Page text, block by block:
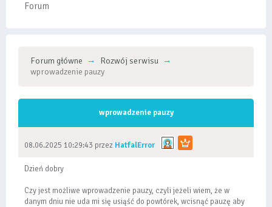
Forum
Forum główne
Rozwój serwisu
wprowadzenie pauzy
wprowadzenie pauzy
08.06.2025 10:29:43 przez HatfalError
Dzień dobry
Czy jest możliwe wprowadzenie pauzy, czyli jeżeli wiem, że w
danym dniu nie uda mi się usiąść do powtórek, wcisnąć pauzę aby